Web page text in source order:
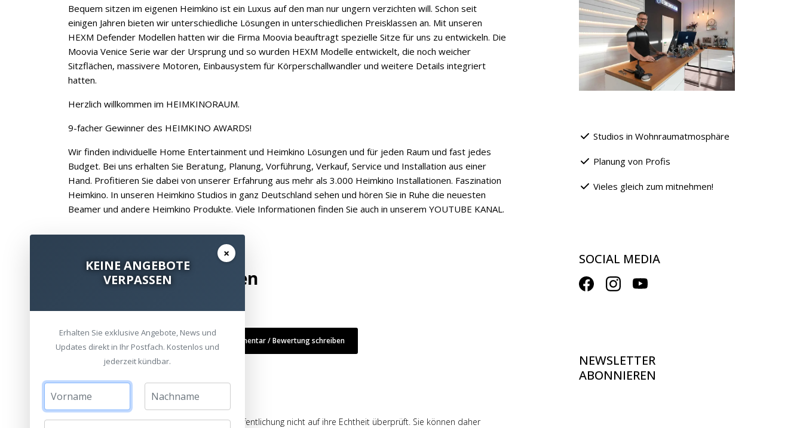
Bequem sitzen im eigenen Heimkino ist ein Luxus auf den man nur ungern verzichten will. Schon seit
einigen Jahren bieten wir unterschiedliche Lösungen in unterschiedlichen Preisklassen an. Mit unseren
HEXM Defender Modellen hatten wir die Firma Moovia beauftragt spezielle Sitze für uns zu entwickeln. Die
Moovia Venice Serie war der Ursprung und so wurden HEXM Modelle entwickelt, die noch weicher
Sitzflächen, massivere Motoren, Einbausystem für Körperschallwandler und weitere Details integriert
hatten.
Herzlich willkommen im HEIMKINORAUM.
9-facher Gewinner des HEIMKINO AWARDS!
Wir finden individuelle Home Entertainment und Heimkino Lösungen und für jeden Raum und fast jedes
Budget. Bei uns erhalten Sie Beratung, Planung, Vorführung, Verkauf, Service und Installation aus einer
Hand. Profitieren Sie dabei von unserer Erfahrung aus mehr als 3.000 Heimkino Installationen. Faszination
Heimkino. In unseren Heimkino Studios in ganz Deutschland sehen und hören Sie in Ruhe die neuesten
Beamer und andere Heimkino Produkte. Viele Informationen finden Sie auch in unserem YOUTUBE KANAL.
Bewertung hinzufügen
Kommentar / Bewertung schreiben
Die Bewertungen werden vor ihrer Veröffentlichung nicht auf ihre Echtheit überprüft. Sie können daher
Studios in Wohnraumatmosphäre
Planung von Profis
Vieles gleich zum mitnehmen!
SOCIAL MEDIA
NEWSLETTER
ABONNIEREN
×
KEINE ANGEBOTE
VERPASSEN
Erhalten Sie exklusive Angebote, News und
Updates direkt in Ihr Postfach. Kostenlos und
jederzeit kündbar.